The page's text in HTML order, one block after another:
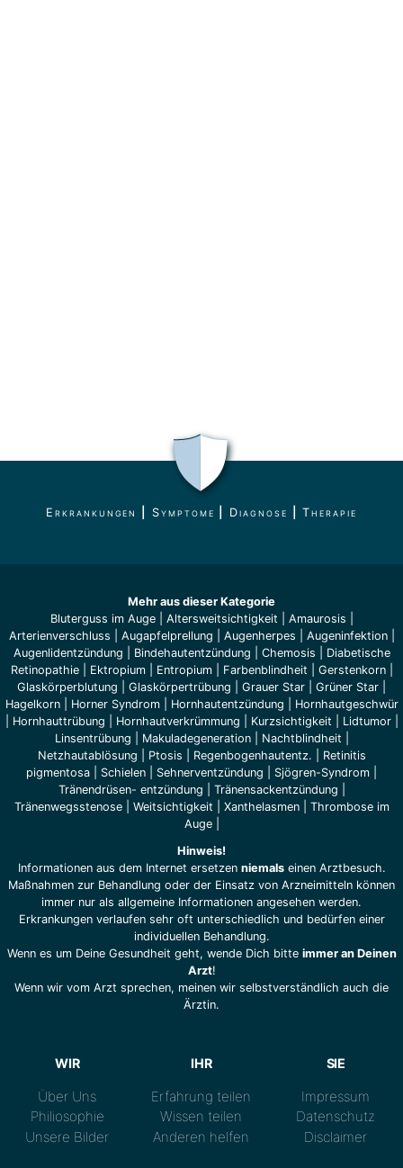
Erkrankungen Symptome Diagnose |Therapie
Mehr aus dieser Kategorie
Bluterguss im Auge| Altersweitsichtigkeit Amaurosis
Arterienverschluss
Augapfelprellung Augenherpes Augeninfektion|
Augenlidentzündung
Bindehautentzündung Chemosis
Diabetische
Retinopathie| Ektropium| Entropium| Farbenblindheit Gerstenkorn|
Glaskörperblutung
Glaskörpertrübung Grauer Star Grüner Star
Hagelkorn| Horner Syndrom| Hornhautentzündung
Hornhautgeschwür
Hornhauttrübung Hornhautverkrümmung Kurzsichtigkeit Lidtumor|
Linsentrübung
Makuladegeneration| Nachtblindheit
Netzhautablösung
Ptosis Regenbogenhautentz.
Retinitis
pigmentosa
Schielen Sehnerventzündung Sjögren-Syndrom
Tränendrüsen- entzündung
Tränensackentzündung
Tränenwegsstenose| Weitsichtigkeit Xanthelasmen| Thrombose im
Auge|
Hinweis!
Informationen aus dem Internet ersetzen niemalseinen Arztbesuch.
Maßnahmen zur Behandlung oder der Einsatz von Arzneimitteln können
immer nur als allgemeine Informationen angesehen werden.
Erkrankungen verlaufen sehr oft unterschiedlich und bedürfen einer
individuellen Behandlung.
Wenn es um Deine Gesundheit geht, wende Dich bitte immer an Deinen
Arzt!
Wenn wir vom Arzt sprechen, meinen wir selbstverständlich auch die
Ärztin.
WIR
Über Uns
Philiosophie
Unsere Bilder
IHR
Erfahrung teilen
Wissen teilen
Anderen helfen
SIE
Impressum
Datenschutz
Disclaimer